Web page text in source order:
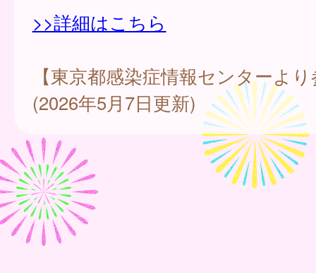
>>詳細はこちら
【東京都感染症情報センターよ
(2026年5月7日更新)